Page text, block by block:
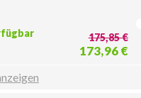
175,85 €
173,96 €